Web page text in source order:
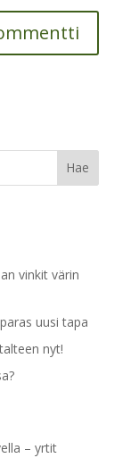
vinkit värin
uusi tapa
nyt!
– yrtit